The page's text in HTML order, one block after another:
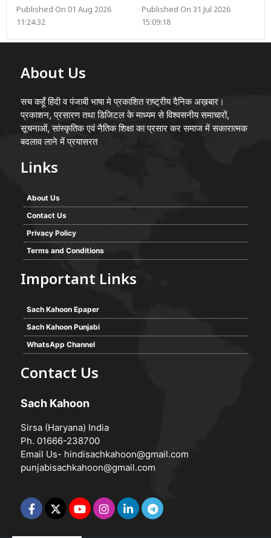
Published On 01 Aug 2026
11:24:32
Published On 31 Jul 2026
15:09:18
About Us
सच कहूँ हिंदी व पंजाबी भाषा मे प्रकाशित राष्ट्रीय दैनिक अख़बार।
प्रकाशन, प्रसारण तथा डिजिटल के माध्यम से विश्वसनीय समाचारों,
सूचनाओं, सांस्कृतिक एवं नैतिक शिक्षा का प्रसार कर समाज में सकारात्मक
बदलाव लाने में प्रयासरत
Links
About Us
Contact Us
Privacy Policy
Terms and Conditions
Important Links
Sach Kahoon Epaper
Sach Kahoon Punjabi
WhatsApp Channel
Contact Us
Sach Kahoon
Sirsa (Haryana) India
Ph. 01666-238700
Email Us- hindisachkahoon@gmail.com
punjabisachkahoon@gmail.com